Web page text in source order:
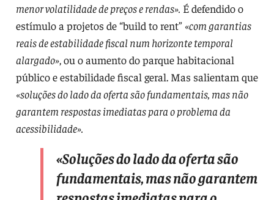
menor volatilidade de preços e rendas». É defendido o
estímulo a projetos de “build to rent” «com garantias
reais de estabilidade fiscal num horizonte temporal
alargado», ou o aumento do parque habitacional
público e estabilidade fiscal geral. Mas salientam que
«soluções do lado da oferta são fundamentais, mas não
garantem respostas imediatas para o problema da
acessibilidade».
«Soluções do lado da oferta são
fundamentais, mas não garantem